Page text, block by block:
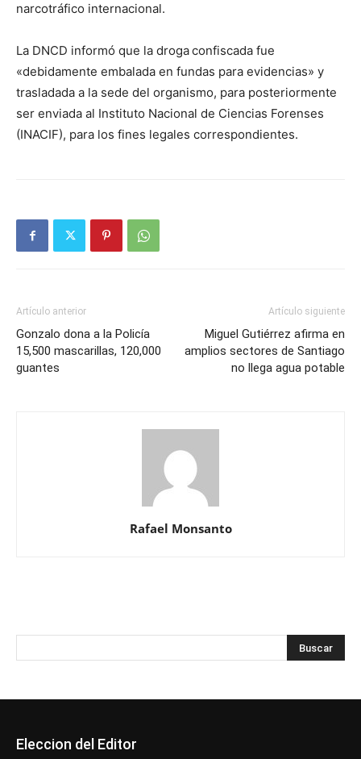
narcotráfico internacional.
La DNCD informó que la droga confiscada fue
«debidamente embalada en fundas para evidencias» y
trasladada a la sede del organismo, para posteriormente
ser enviada al Instituto Nacional de Ciencias Forenses
(INACIF), para los fines legales correspondientes.
Artículo anterior
Gonzalo dona a la Policía
15,500 mascarillas, 120,000
guantes
Artículo siguiente
Miguel Gutiérrez afirma en
amplios sectores de Santiago
no llega agua potable
Rafael Monsanto
Eleccion del Editor